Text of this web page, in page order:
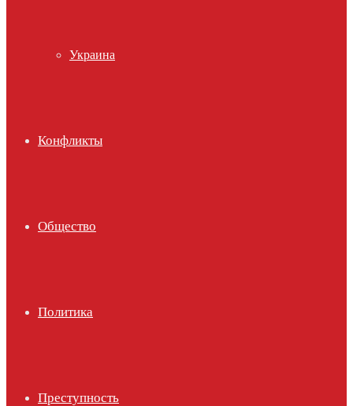
Украина
Конфликты
Общество
Политика
Преступность